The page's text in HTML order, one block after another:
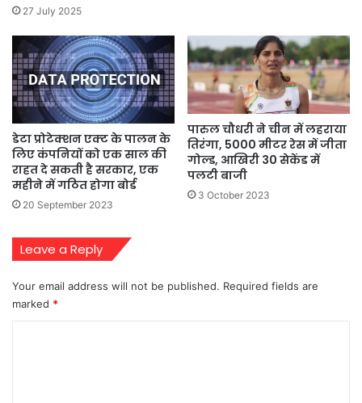
27 July 2025
डेटा प्रोटेक्‍शन एक्‍ट के पालन के
लिए कंपनियों को एक साल की
राहत दे सकती है सरकार, एक
महीने में गठित होगा बोर्ड
20 September 2023
पारुल चौधरी ने चीन में लहराया
तिरंगा, 5000 मीटर रेस में जीता
गोल्ड, आखिरी 30 सेकेंड में
पलटी बाजी
3 October 2023
Leave a Reply
Your email address will not be published. Required fields are
marked *